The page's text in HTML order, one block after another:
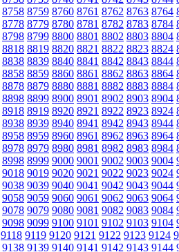
8758 8759 8760 8761 8762 8763 8764
8778 8779 8780 8781 8782 8783 8784
8798 8799 8800 8801 8802 8803 8804
8818 8819 8820 8821 8822 8823 8824
8838 8839 8840 8841 8842 8843 8844
8858 8859 8860 8861 8862 8863 8864
8878 8879 8880 8881 8882 8883 8884
8898 8899 8900 8901 8902 8903 8904
8918 8919 8920 8921 8922 8923 8924
8938 8939 8940 8941 8942 8943 8944
8958 8959 8960 8961 8962 8963 8964
8978 8979 8980 8981 8982 8983 8984
8998 8999 9000 9001 9002 9003 9004
9018 9019 9020 9021 9022 9023 9024
9038 9039 9040 9041 9042 9043 9044
9058 9059 9060 9061 9062 9063 9064
9078 9079 9080 9081 9082 9083 9084
9098 9099 9100 9101 9102 9103 9104
9118 9119 9120 9121 9122 9123 9124
9138 9139 9140 9141 9142 9143 9144